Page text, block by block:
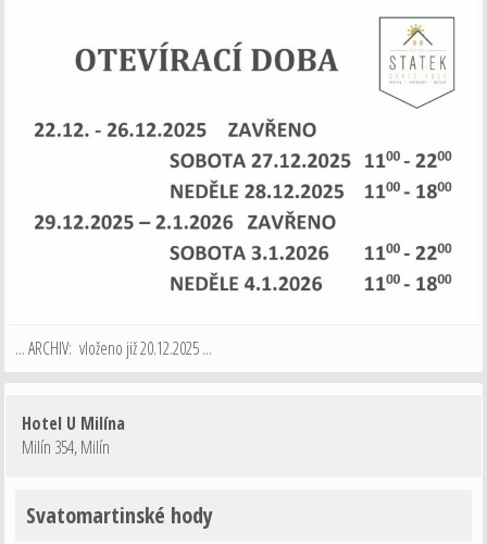
... ARCHIV: vloženo již 20.12.2025 ...
Hotel U Milína
Milín 354,Milín
Svatomartinské hody